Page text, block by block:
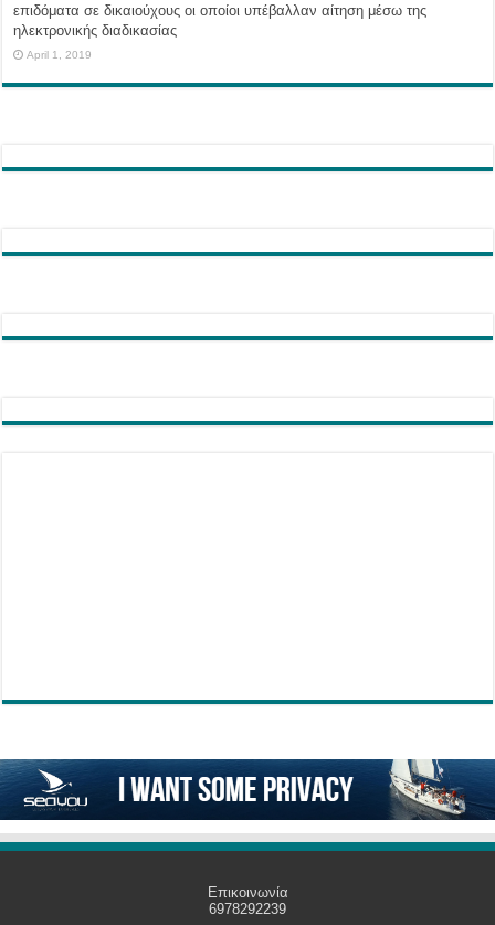
επιδόματα σε δικαιούχους οι οποίοι υπέβαλλαν αίτηση μέσω της
ηλεκτρονικής διαδικασίας
April 1, 2019
Επικοινωνία
6978292239